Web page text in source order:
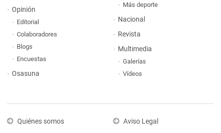
Opinión
Editorial
Colaboradores
Blogs
Encuestas
Osasuna
Más deporte
Nacional
Revista
Multimedia
Galerías
Vídeos
Quiénes somos
Aviso Legal